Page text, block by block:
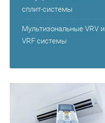
сплит-системы
Мультизональные VRV и
VRF системы